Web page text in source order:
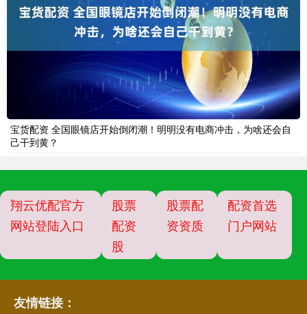
宝货配资 全国眼镜店开始倒闭潮！明明没有电商冲击，为啥还会自
己干到黄？
翔云优配官方
网站登陆入口
股票
配资
股
股票配
资资质
配资首选
门户网站
友情链接：